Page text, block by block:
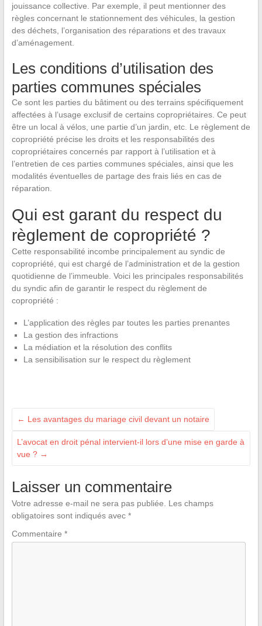
jouissance collective. Par exemple, il peut mentionner des
règles concernant le stationnement des véhicules, la gestion
des déchets, l’organisation des réparations et des travaux
d’aménagement.
Les conditions d’utilisation des
parties communes spéciales
Ce sont les parties du bâtiment ou des terrains spécifiquement
affectées à l’usage exclusif de certains copropriétaires. Ce peut
être un local à vélos, une partie d’un jardin, etc. Le règlement de
copropriété précise les droits et les responsabilités des
copropriétaires concernés par rapport à l’utilisation et à
l’entretien de ces parties communes spéciales, ainsi que les
modalités éventuelles de partage des frais liés en cas de
réparation.
Qui est garant du respect du
règlement de copropriété ?
Cette responsabilité incombe principalement au syndic de
copropriété, qui est chargé de l’administration et de la gestion
quotidienne de l’immeuble. Voici les principales responsabilités
du syndic afin de garantir le respect du règlement de
copropriété :
L’application des règles par toutes les parties prenantes
La gestion des infractions
La médiation et la résolution des conflits
La sensibilisation sur le respect du règlement
← Les avantages du mariage civil devant un notaire
L’avocat en droit pénal intervient-il lors d’une mise en garde à
vue ? →
Laisser un commentaire
Votre adresse e-mail ne sera pas publiée. Les champs
obligatoires sont indiqués avec *
Commentaire *